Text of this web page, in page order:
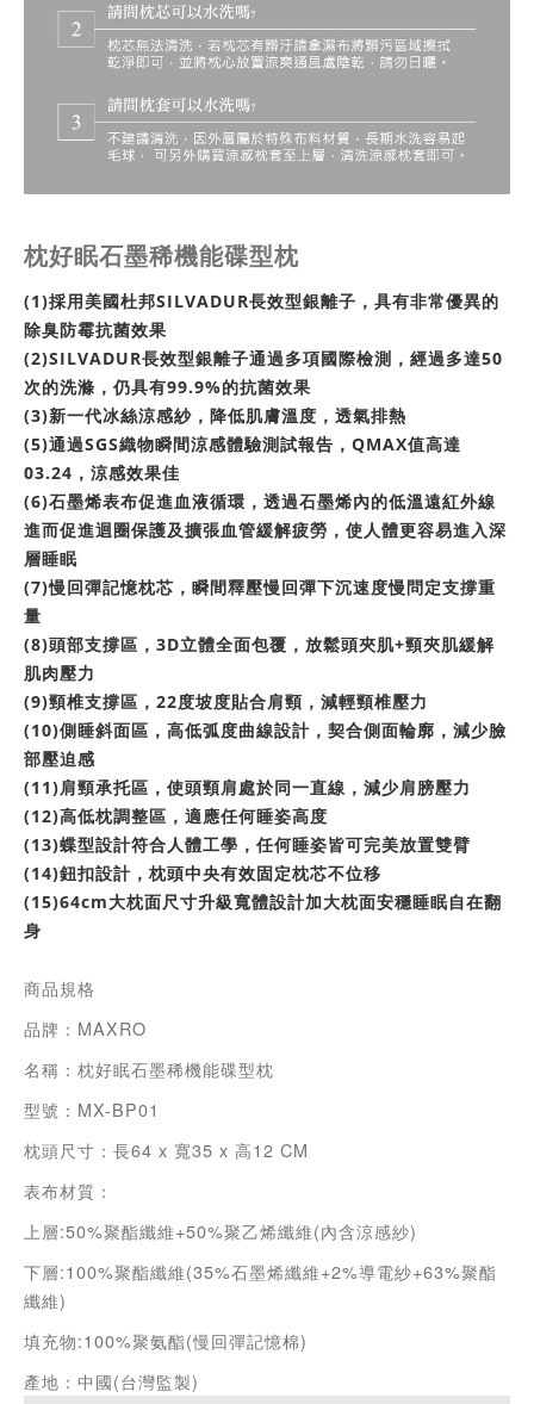
枕好眠石墨稀機能碟型枕
(1)採用美國杜邦SILVADUR長效型銀離子，具有非常優異的
除臭防霉抗菌效果
(2)SILVADUR長效型銀離子通過多項國際檢測，經過多達50
次的洗滌，仍具有99.9%的抗菌效果
(3)新一代冰絲涼感紗，降低肌膚溫度，透氣排熱
(5)通過SGS織物瞬間涼感體驗測試報告，QMAX值高達
03.24，涼感效果佳
(6)石墨烯表布促進血液循環，透過石墨烯內的低溫遠紅外線
進而促進迴圈保護及擴張血管緩解疲勞，使人體更容易進入深
層睡眠
(7)慢回彈記憶枕芯，瞬間釋壓慢回彈下沉速度慢問定支撐重
量
(8)頭部支撐區，3D立體全面包覆，放鬆頭夾肌+頸夾肌緩解
肌肉壓力
(9)頸椎支撐區，22度坡度貼合肩頸，減輕頸椎壓力
(10)側睡斜面區，高低弧度曲線設計，契合側面輪廓，減少臉
部壓迫感
(11)肩頸承托區，使頭頸肩處於同一直線，減少肩膀壓力
(12)高低枕調整區，適應任何睡姿高度
(13)蝶型設計符合人體工學，任何睡姿皆可完美放置雙臂
(14)鈕扣設計，枕頭中央有效固定枕芯不位移
(15)64cm大枕面尺寸升級寬體設計加大枕面安穩睡眠自在翻
身
商品規格
品牌：MAXRO
名稱：枕好眠石墨稀機能碟型枕
型號：MX-BP01
枕頭尺寸：長64 x 寬35 x 高12 CM
表布材質：
上層:50%聚酯纖維+50%聚乙烯纖維(內含涼感紗)
下層:100%聚酯纖維(35%石墨烯纖維+2%導電紗+63%聚酯
纖維)
填充物:100%聚氨酯(慢回彈記憶棉)
產地：中國(台灣監製)